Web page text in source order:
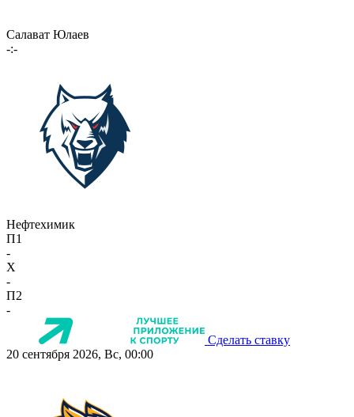
Салават Юлаев
-:-
Нефтехимик
П1
-
X
-
П2
-
Сделать ставку
20 сентября 2026, Вс, 00:00